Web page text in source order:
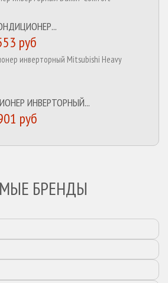
руб
ИНВЕРТОРНЫЙ...
руб
БРЕНДЫ